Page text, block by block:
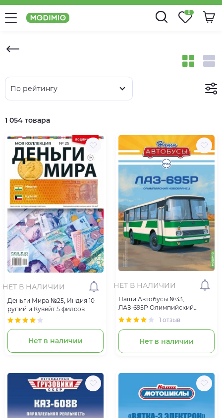
0
1 054 товара
По рейтингу
НЕТ В НАЛИЧИИ
Деньги Мира №25, Индия 10
рупий и Кувейт 5 филсов
Нет в наличии
НЕТ В НАЛИЧИИ
Наши Автобусы №33,
ЛАЗ-695Р Олимпийский
новобранец
1 отзыв
Нет в наличии